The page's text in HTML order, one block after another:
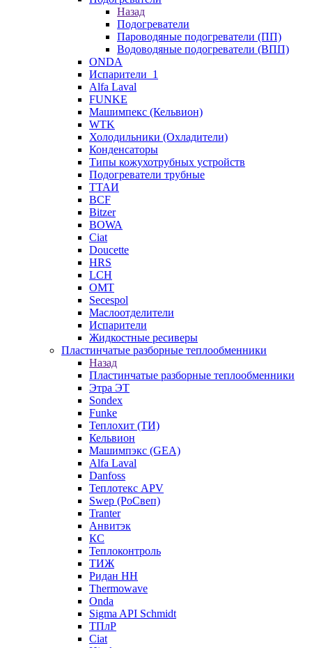
Назад
Подогреватели
Пароводяные подогреватели (ПП)
Водоводяные подогреватели (ВПП)
ONDA
Испарители_1
Alfa Laval
FUNKE
Машимпекс (Кельвион)
WTK
Холодильники (Охладители)
Конденсаторы
Типы кожухотрубных устройств
Подогреватели трубные
ТТАИ
BCF
Bitzer
BOWA
Ciat
Doucette
HRS
LCH
OMT
Secespol
Маслоотделители
Испарители
Жидкостные ресиверы
Пластинчатые разборные теплообменники
Назад
Пластинчатые разборные теплообменники
Этра ЭТ
Sondex
Funke
Теплохит (ТИ)
Кельвион
Машимпэкс (GEA)
Alfa Laval
Danfoss
Теплотекс APV
Swep (РоСвеп)
Tranter
Анвитэк
КС
Теплоконтроль
ТИЖ
Ридан НН
Thermowave
Onda
Sigma API Schmidt
ТПлР
Ciat